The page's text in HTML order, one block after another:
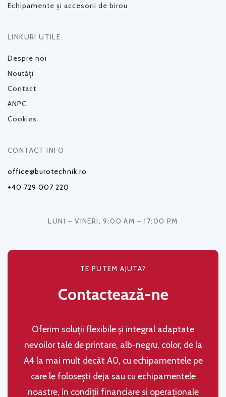
Echipamente și accesorii de birou
LINKURI UTILE
Despre noi
Noutăți
Contact
ANPC
Cookies
CONTACT INFO
office@burotechnik.ro
+40 729 007 220
LUNI – VINERI, 9:00 AM – 17:00 PM
TE PUTEM AJUTA?
Contactează-ne
Oferim soluţii flexibile şi integral adaptate
nevoilor tale de printare, alb-negru, color, de la
A4 la mai mult decât A0, cu echipamentele pe
care le folosești deja sau cu echipamentele
noastre, în condiţii financiare si operaţionale